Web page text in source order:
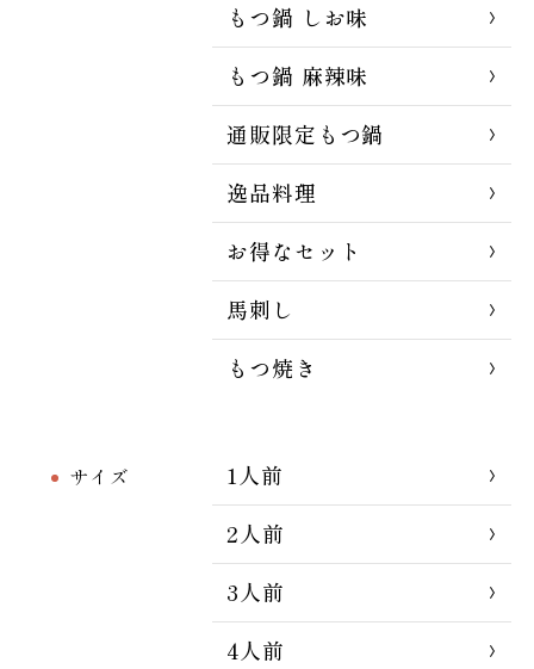
もつ鍋 しお味
もつ鍋 麻辣味
通販限定もつ鍋
逸品料理
お得なセット
馬刺し
もつ焼き
サイズ
1人前
2人前
3人前
4人前